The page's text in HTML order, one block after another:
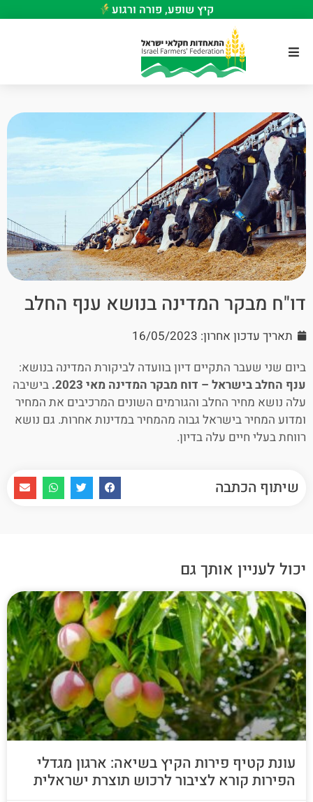
קיץ שופע, פורה ורגוע
דו"ח מבקר המדינה בנושא ענף החלב
תאריך עדכון אחרון: 16/05/2023
ביום שני שעבר התקיים דיון בוועדה לביקורת המדינה בנושא:
ענף החלב בישראל – דוח מבקר המדינה מאי 2023. בישיבה
עלה נושא מחיר החלב והגורמים השונים המרכיבים את המחיר
ומדוע המחיר בישראל גבוה מהמחיר במדינות אחרות. גם נושא
רווחת בעלי חיים עלה בדיון.
שיתוף הכתבה
יכול לעניין אותך גם
עונת קטיף פירות הקיץ בשיאה: ארגון מגדלי
הפירות קורא לציבור לרכוש תוצרת ישראלית